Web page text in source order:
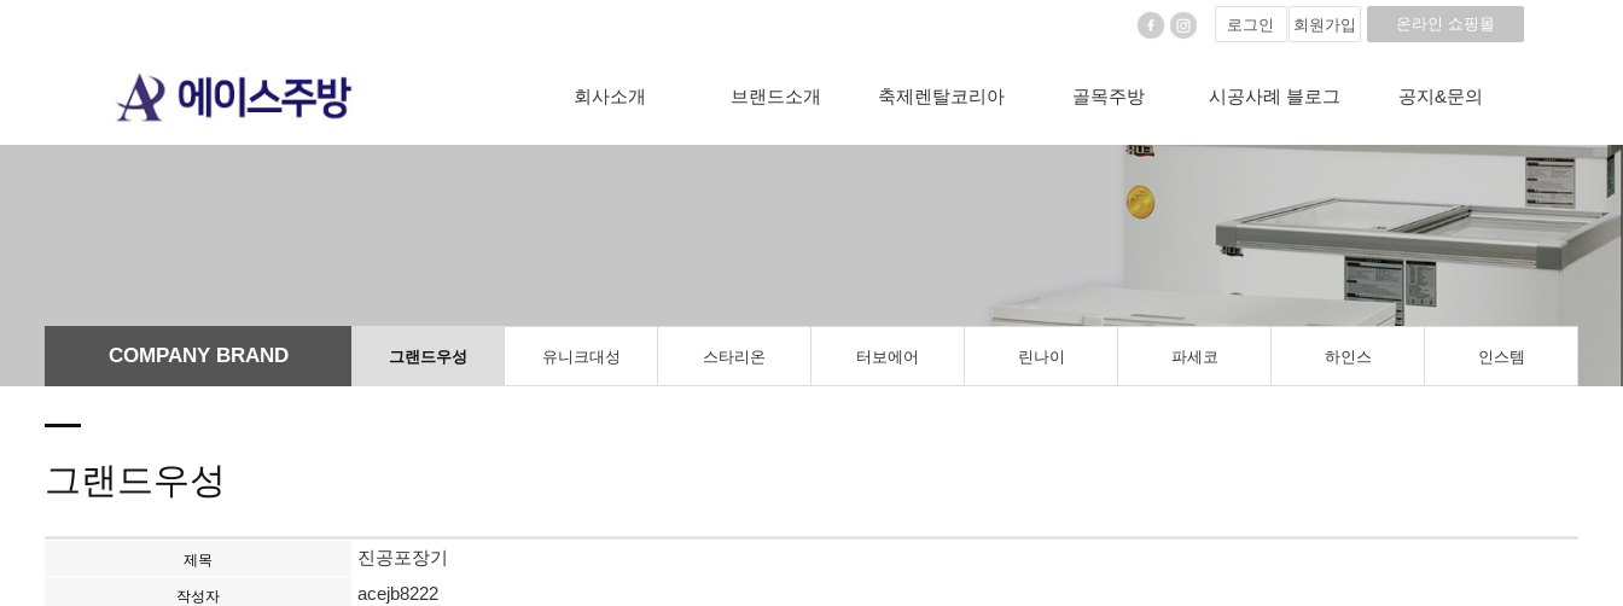
로그인 회원가입 온라인 쇼핑몰
회사소개 브랜드소개 축제렌탈코리아 골목주방 시공사례 블로그 공지&문의
COMPANY BRAND 그랜드우성 유니크대성 스타리온 터보에어 린나이 파세코 하인스 인스템
그랜드우성
제목 진공포장기
작성자 acejb8222